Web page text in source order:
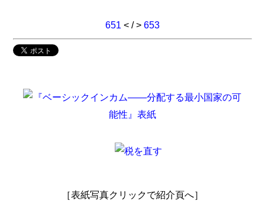
651 < / > 653
［表紙写真クリックで紹介頁へ］